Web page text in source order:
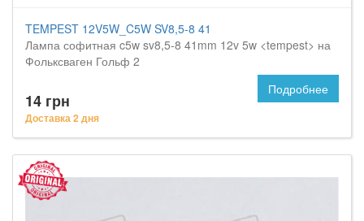
TEMPEST 12V5W_C5W SV8,5-8 41
Лампа софитная c5w sv8,5-8 41mm 12v 5w <tempest> на
Фольксваген Гольф 2
14 грн
Доставка 2 дня
Подробнее